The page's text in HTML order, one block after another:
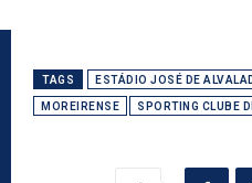
TAGS ESTÁDIO JOSÉ DE
MOREIRENSE SPORTING CLUBE